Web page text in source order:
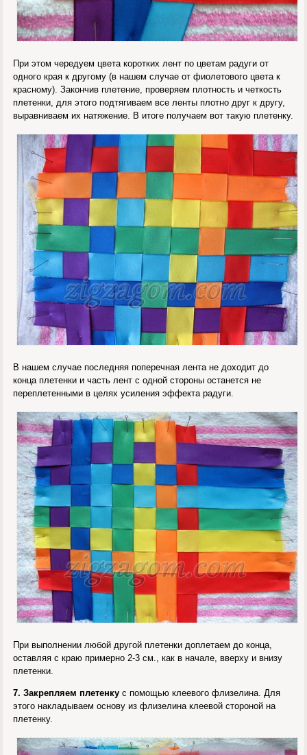
При этом чередуем цвета коротких лент по цветам радуги от
одного края к другому (в нашем случае от фиолетового цвета к
красному). Закончив плетение, проверяем плотность и четкость
плетенки, для этого подтягиваем все ленты плотно друг к другу,
выравниваем их натяжение. В итоге получаем вот такую плетенку.
В нашем случае последняя поперечная лента не доходит до
конца плетенки и часть лент с одной стороны останется не
переплетенными в целях усиления эффекта радуги.
При выполнении любой другой плетенки доплетаем до конца,
оставляя с краю примерно 2-3 см., как в начале, вверху и внизу
плетенки.
7. Закрепляем плетенку с помощью клеевого флизелина. Для
этого накладываем основу из флизелина клеевой стороной на
плетенку.